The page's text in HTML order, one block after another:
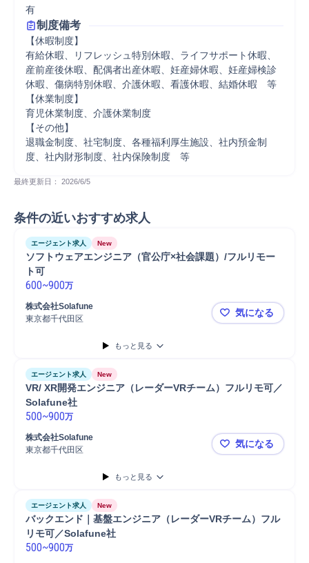
有
制度備考
【休暇制度】
有給休暇、リフレッシュ特別休暇、ライフサポート休暇、
産前産後休暇、配偶者出産休暇、妊産婦休暇、妊産婦検診
休暇、傷病特別休暇、介護休暇、看護休暇、結婚休暇　等
【休業制度】
育児休業制度、介護休業制度
【その他】
退職金制度、社宅制度、各種福利厚生施設、社内預金制
度、社内財形制度、社内保険制度　等
最終更新日： 2026/6/5
条件の近いおすすめ求人
エージェント求人 New
ソフトウェアエンジニア（官公庁×社会課題）/フルリモー
ト可
600~900万
株式会社Solafune
東京都千代田区
ソフトウェ
気になる
もっと見る
エージェント求人 New
VR/ XR開発エンジニア（レーダーVRチーム）フルリモ可／
Solafune社
500~900万
株式会社Solafune
東京都千代田区
VR/ XR開
気になる
もっと見る
エージェント求人 New
バックエンド｜基盤エンジニア（レーダーVRチーム）フル
リモ可／Solafune社
500~900万